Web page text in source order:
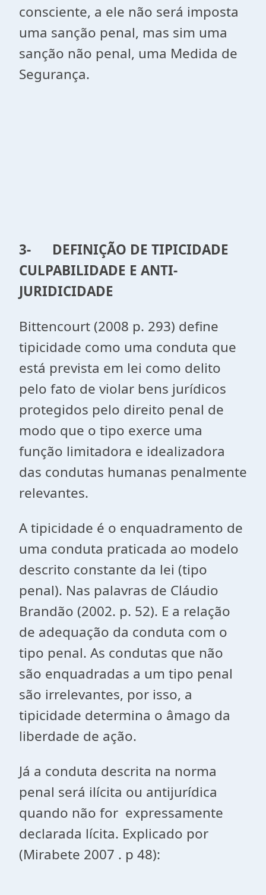
consciente, a ele não será imposta
uma sanção penal, mas sim uma
sanção não penal, uma Medida de
Segurança.
3- DEFINIÇÃO DE TIPICIDADE
CULPABILIDADE E ANTI-
JURIDICIDADE
Bittencourt (2008 p. 293) define
tipicidade como uma conduta que
está prevista em lei como delito
pelo fato de violar bens jurídicos
protegidos pelo direito penal de
modo que o tipo exerce uma
função limitadora e idealizadora
das condutas humanas penalmente
relevantes.
A tipicidade é o enquadramento de
uma conduta praticada ao modelo
descrito constante da lei (tipo
penal). Nas palavras de Cláudio
Brandão (2002. p. 52). E a relação
de adequação da conduta com o
tipo penal. As condutas que não
são enquadradas a um tipo penal
são irrelevantes, por isso, a
tipicidade determina o âmago da
liberdade de ação.
Já a conduta descrita na norma
penal será ilícita ou antijurídica
quando não for expressamente
declarada lícita. Explicado por
(Mirabete 2007 . p 48):